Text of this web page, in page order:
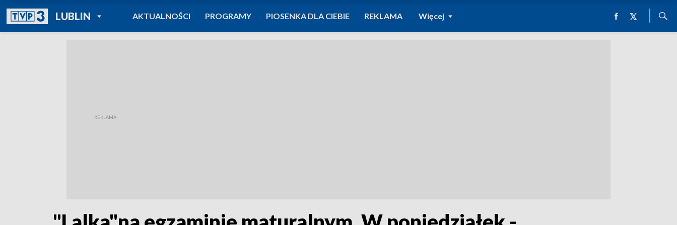
LUBLINPOWRÓT DO
TVP REGIONY
AKTUALNOŚCI PROGRAMY PIOSENKA DLA CIEBIE REKLAMA Więcej